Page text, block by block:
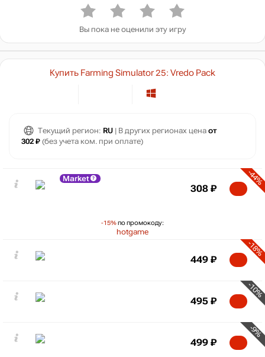
Вы пока не оценили эту игру
Купить Farming Simulator 25: Vredo Pack
Текущий регион: RU | В других регионах цена от
302 ₽ (без учета ком. при оплате)
Market
-15%по промокоду:
hotgame
-44%
308 ₽
-18%
449 ₽
-10%
495 ₽
-9%
499 ₽